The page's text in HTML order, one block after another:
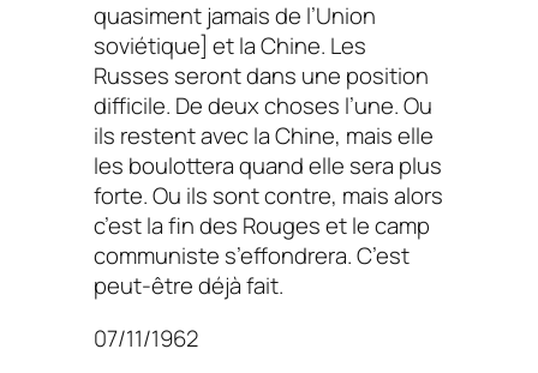
quasiment jamais de l’Union
soviétique] et la Chine. Les
Russes seront dans une position
difficile. De deux choses l’une. Ou
ils restent avec la Chine, mais elle
les boulottera quand elle sera plus
forte. Ou ils sont contre, mais alors
c’est la fin des Rouges et le camp
communiste s’effondrera. C’est
peut-être déjà fait.
07/11/1962